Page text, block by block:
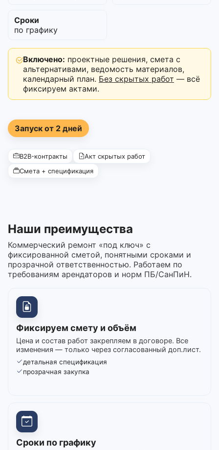
Сроки
по графику
Включено: проектные решения, смета с
альтернативами, ведомость материалов,
календарный план. Без скрытых работ — всё
фиксируем актами.
Запуск от 2 дней
B2B-контракты
Акт скрытых работ
Смета + спецификация
Наши преимущества
Коммерческий ремонт «под ключ» с
фиксированной сметой, понятными сроками и
прозрачной ответственностью. Работаем по
требованиям арендаторов и норм ПБ/СанПиН.
Фиксируем смету и объём
Цена и состав работ закрепляем в договоре. Все
изменения — только через согласованный доп.лист.
детальная спецификация
прозрачная закупка
Сроки по графику